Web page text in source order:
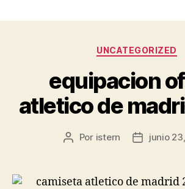
Categorías
UNCATEGORIZED
equipacion
atletico de
Autor
entrada
Por istern
Fecha
entrada
junio